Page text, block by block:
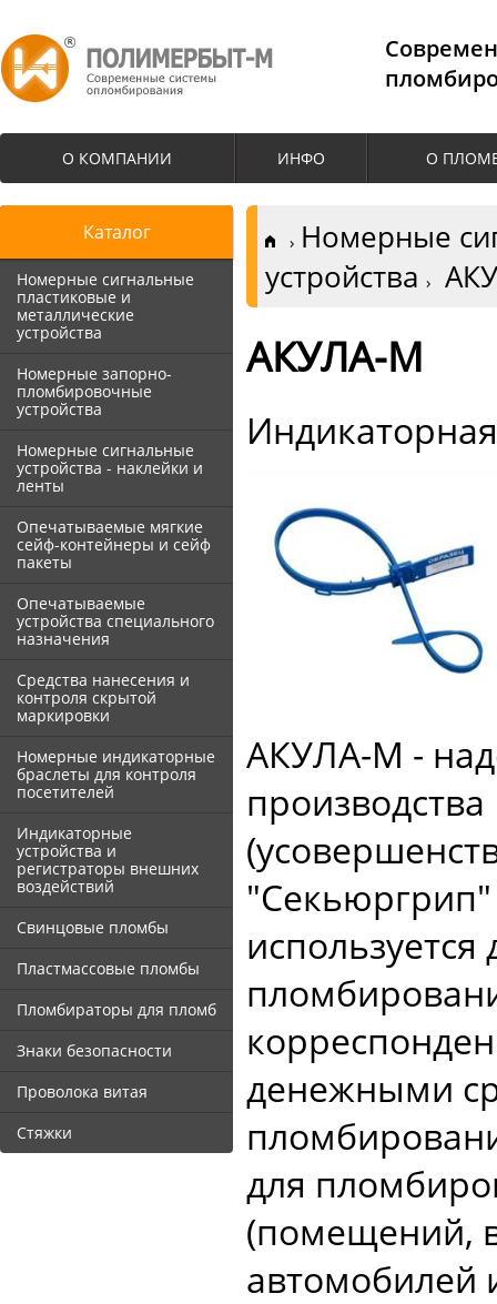
О КОМПАНИИ ИНФО О
Каталог
Номерные сигнальные
пластиковые и
металлические
устройства
Номерные запорно-
пломбировочные
устройства
Номерные сигнальные
устройства - наклейки и
ленты
Опечатываемые мягкие
сейф-контейнеры и сейф
пакеты
Опечатываемые
устройства специального
назначения
Средства нанесения и
контроля скрытой
маркировки
Номерные индикаторные
браслеты для контроля
посетителей
Индикаторные
устройства и
регистраторы внешних
воздействий
Свинцовые пломбы
Пластмассовые пломбы
Пломбираторы для пломб
Знаки безопасности
Проволока витая
Стяжки
Номерные
устройства
АКУЛА-М
АКУЛА-М -
"Секьюргрип"
денежными
для
(помещений,
автомобилей